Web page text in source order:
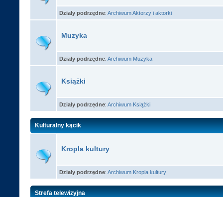
Działy podrzędne:Archiwum Aktorzy i aktorki
Muzyka
Działy podrzędne:Archiwum Muzyka
Książki
Działy podrzędne:Archiwum Książki
Kulturalny kącik
Kropla kultury
Działy podrzędne:Archiwum Kropla kultury
Strefa telewizyjna